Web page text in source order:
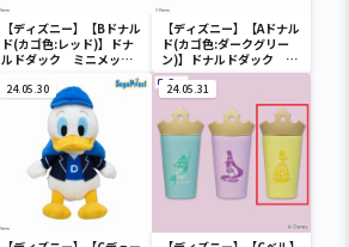
【ディズニー】【Bドナル
ド(カゴ色:レッド)】ドナ
ルドダック ミニメッシ
【ディズニー】【Aドナル
ド(カゴ色:ダークグリー
ン)】ドナルドダック ミ
ニメッシュカゴ
24.05.30 24.05.31